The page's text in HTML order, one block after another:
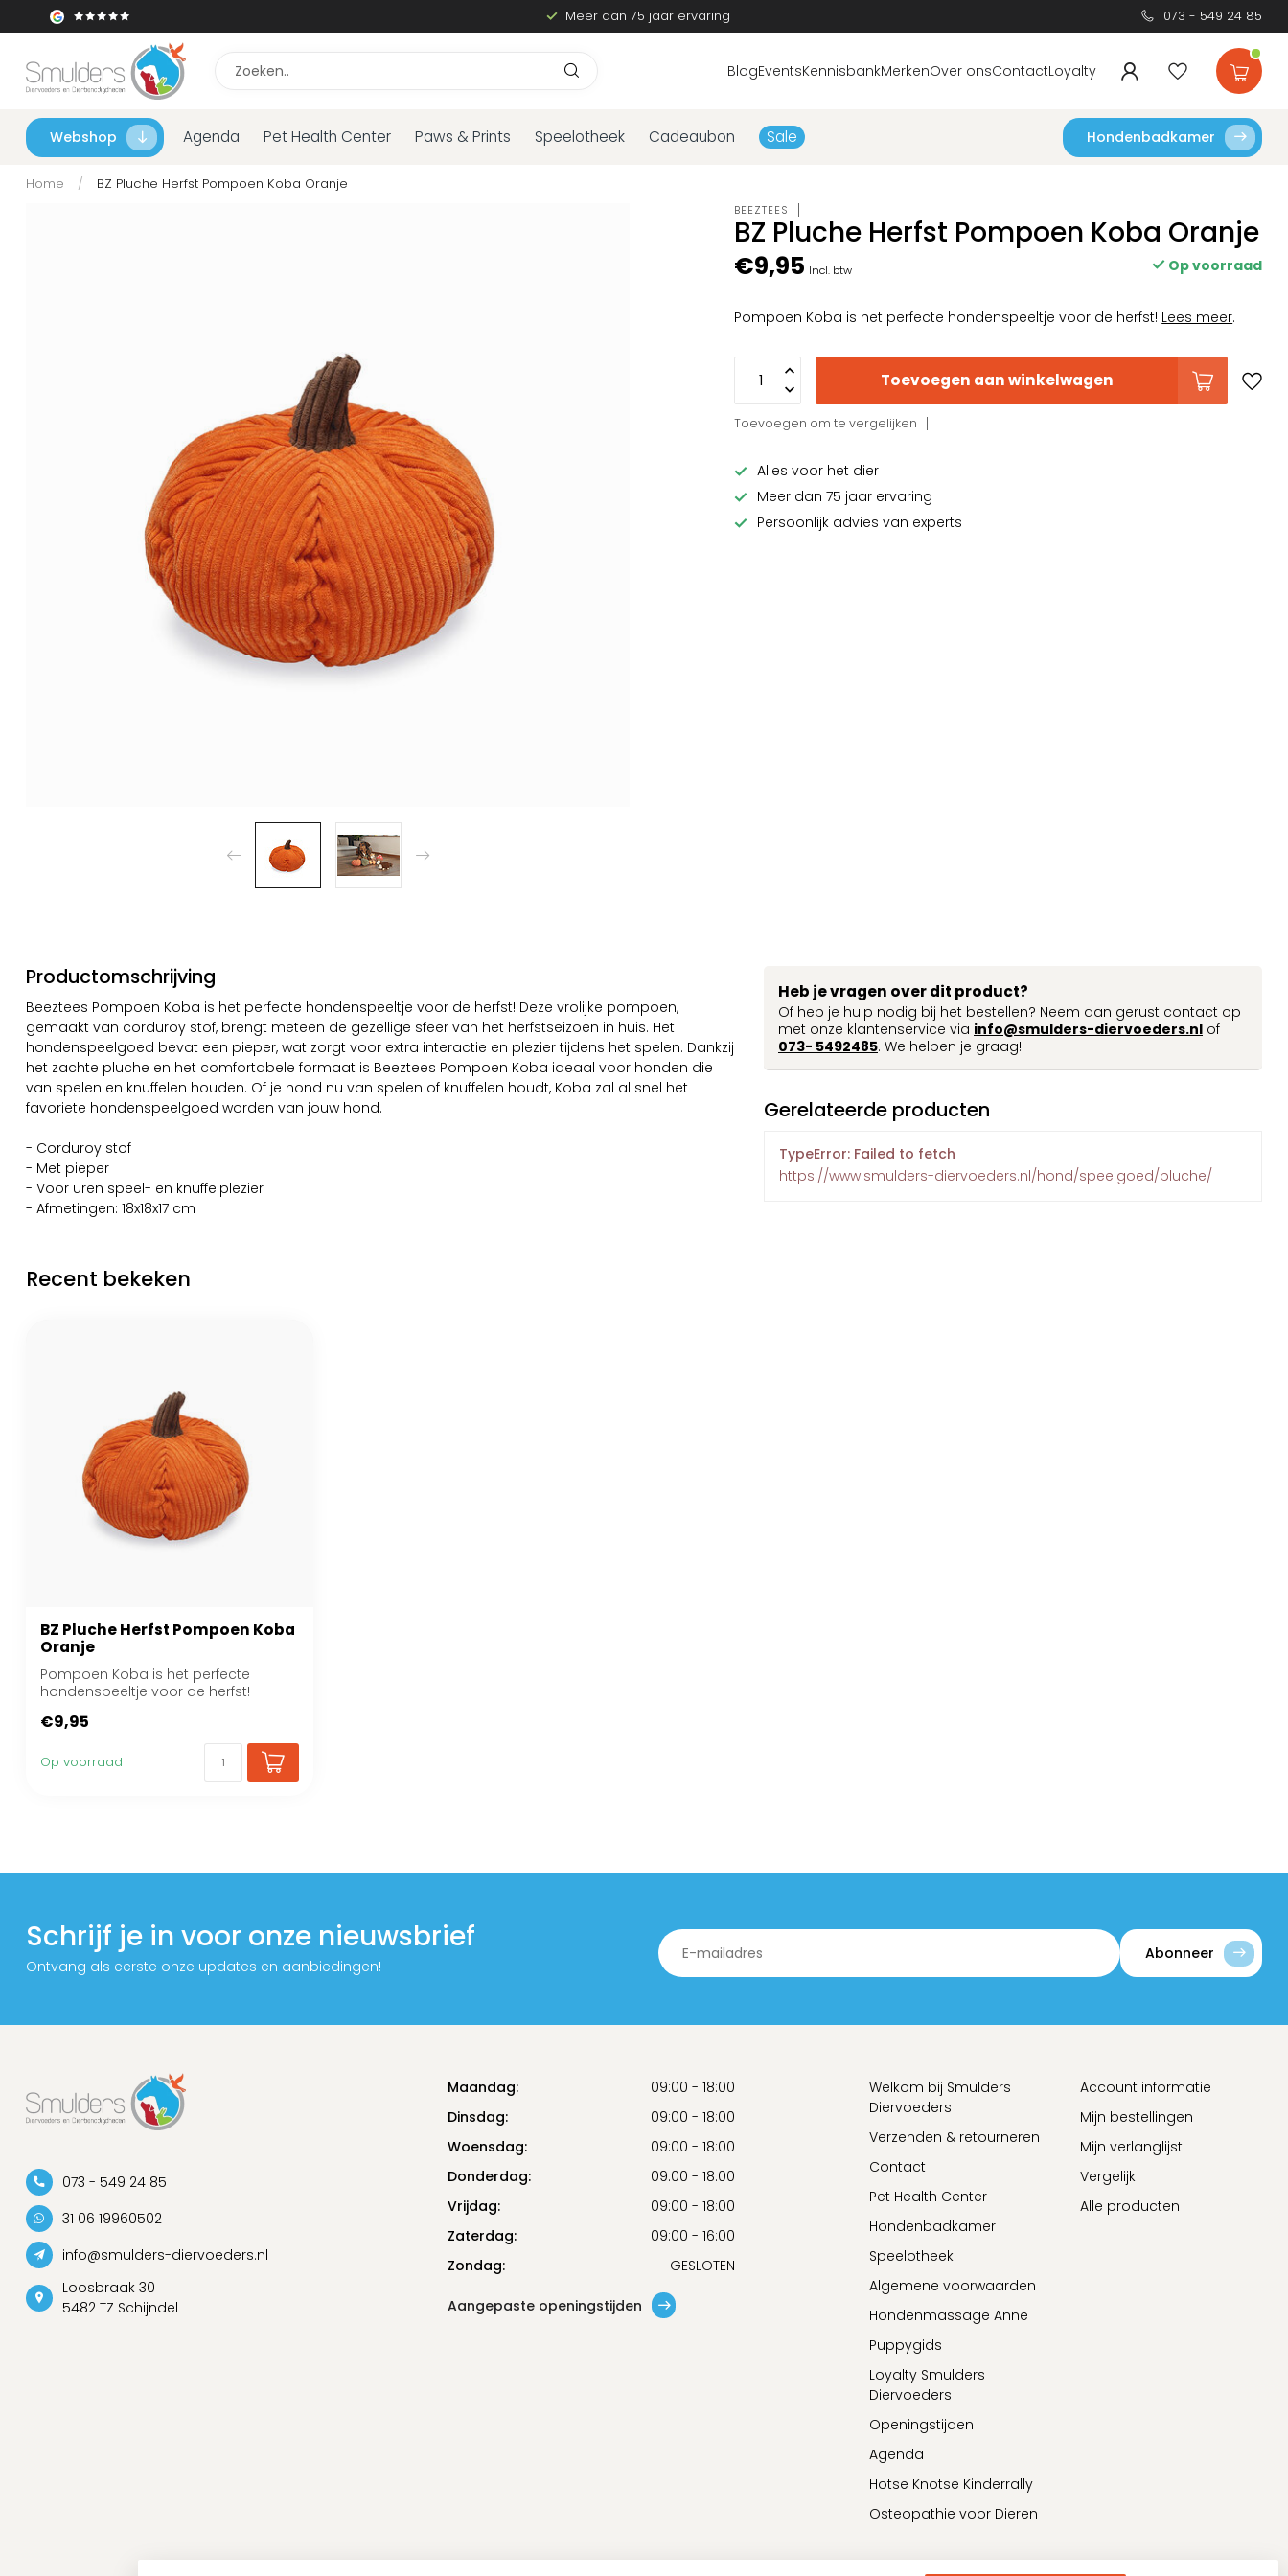
Meer dan 75 jaar ervaring 073 - 549 24 85
BlogEventsKennisbankMerkenOver onsContactLoyalty
Webshop Agenda Pet Health Center Paws & Prints Speelotheek Cadeaubon Sale Hondenbadkamer
Home / BZ Pluche Herfst Pompoen Koba Oranje
BEEZTEES
BZ Pluche Herfst Pompoen Koba Oranje
€9,95 Incl. btw Op voorraad
Pompoen Koba is het perfecte hondenspeeltje voor de herfst! Lees meer.
Toevoegen aan winkelwagen
Toevoegen om te vergelijken
Alles voor het dier
Meer dan 75 jaar ervaring
Persoonlijk advies van experts
Productomschrijving
Beeztees Pompoen Koba is het perfecte hondenspeeltje voor de herfst! Deze vrolijke pompoen,
gemaakt van corduroy stof, brengt meteen de gezellige sfeer van het herfstseizoen in huis. Het
hondenspeelgoed bevat een pieper, wat zorgt voor extra interactie en plezier tijdens het spelen. Dankzij
het zachte pluche en het comfortabele formaat is Beeztees Pompoen Koba ideaal voor honden die
van spelen en knuffelen houden. Of je hond nu van spelen of knuffelen houdt, Koba zal al snel het
favoriete hondenspeelgoed worden van jouw hond.
- Corduroy stof
- Met pieper
- Voor uren speel- en knuffelplezier
- Afmetingen: 18x18x17 cm
Heb je vragen over dit product?
Of heb je hulp nodig bij het bestellen? Neem dan gerust contact op
met onze klantenservice via info@smulders-diervoeders.nl of
073- 5492485. We helpen je graag!
Gerelateerde producten
TypeError: Failed to fetch
https://www.smulders-diervoeders.nl/hond/speelgoed/pluche/
Recent bekeken
BZ Pluche Herfst Pompoen Koba
Oranje
Pompoen Koba is het perfecte
hondenspeeltje voor de herfst!
€9,95
Op voorraad
Schrijf je in voor onze nieuwsbrief
Ontvang als eerste onze updates en aanbiedingen!
Abonneer
073 - 549 24 85
31 06 19960502
info@smulders-diervoeders.nl
Loosbraak 30
5482 TZ Schijndel
Maandag:
09:00 - 18:00
Dinsdag:
09:00 - 18:00
Woensdag:
09:00 - 18:00
Donderdag:
09:00 - 18:00
Vrijdag:
09:00 - 18:00
Zaterdag:
09:00 - 16:00
Zondag:
GESLOTEN
Aangepaste openingstijden
Welkom bij Smulders
Diervoeders
Verzenden & retourneren
Contact
Pet Health Center
Hondenbadkamer
Speelotheek
Algemene voorwaarden
Hondenmassage Anne
Puppygids
Loyalty Smulders
Diervoeders
Openingstijden
Agenda
Hotse Knotse Kinderrally
Osteopathie voor Dieren
Account informatie
Mijn bestellingen
Mijn verlanglijst
Vergelijk
Alle producten